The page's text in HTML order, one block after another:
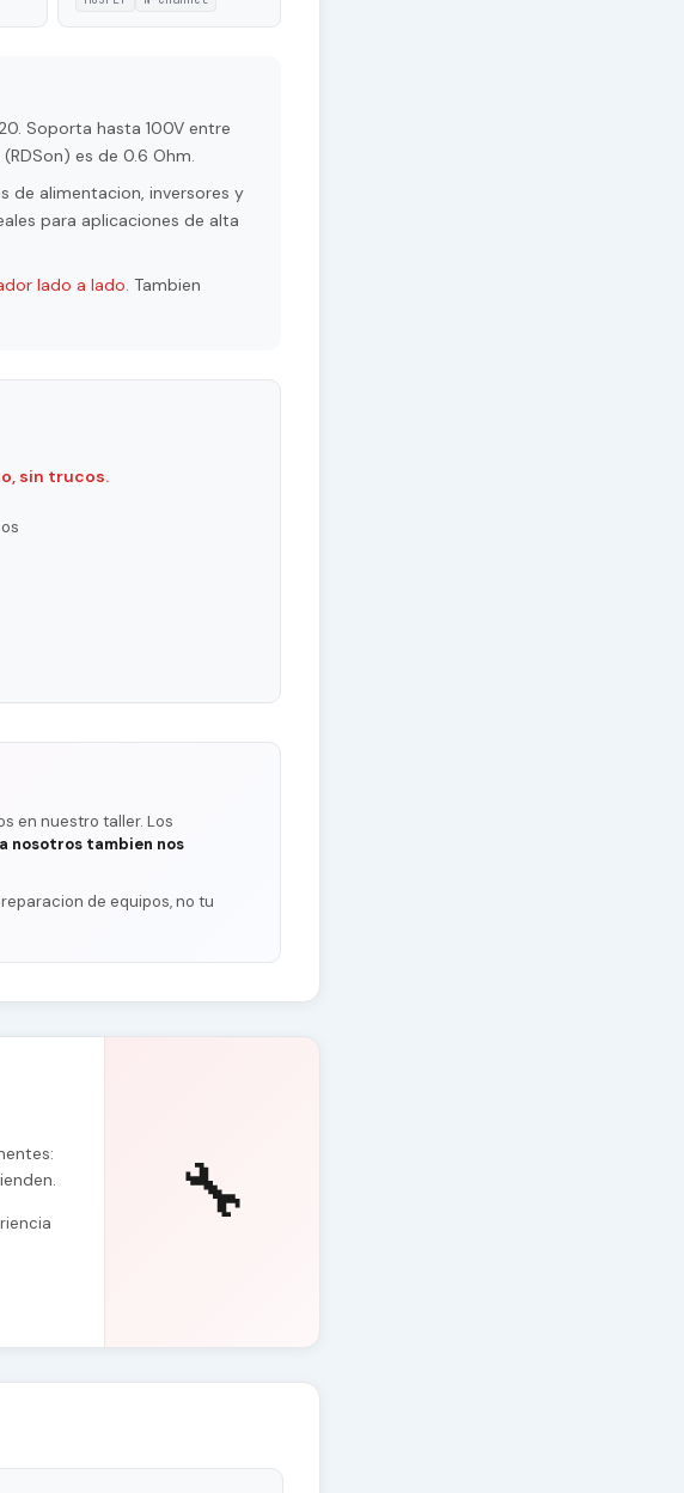
Soporta hasta 100V entre
es de 0.6 Ohm.
de alimentacion, inversores y
para aplicaciones de alta
lado a lado. Tambien
sin trucos.
en nuestro taller. Los
a nosotros tambien nos
de equipos, no tu
🔧